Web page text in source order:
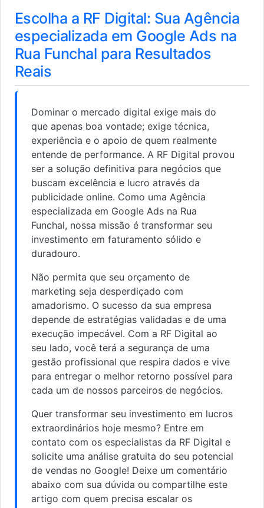
Escolha a RF Digital: Sua Agência
especializada em Google Ads na
Rua Funchal para Resultados
Reais
Dominar o mercado digital exige mais do
que apenas boa vontade; exige técnica,
experiência e o apoio de quem realmente
entende de performance. A RF Digital provou
ser a solução definitiva para negócios que
buscam excelência e lucro através da
publicidade online. Como uma Agência
especializada em Google Ads na Rua
Funchal, nossa missão é transformar seu
investimento em faturamento sólido e
duradouro.
Não permita que seu orçamento de
marketing seja desperdiçado com
amadorismo. O sucesso da sua empresa
depende de estratégias validadas e de uma
execução impecável. Com a RF Digital ao
seu lado, você terá a segurança de uma
gestão profissional que respira dados e vive
para entregar o melhor retorno possível para
cada um de nossos parceiros de negócios.
Quer transformar seu investimento em lucros
extraordinários hoje mesmo? Entre em
contato com os especialistas da RF Digital e
solicite uma análise gratuita do seu potencial
de vendas no Google! Deixe um comentário
abaixo com sua dúvida ou compartilhe este
artigo com quem precisa escalar os